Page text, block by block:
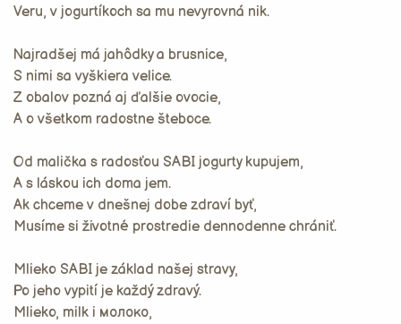
Veru, v jogurtíkoch sa mu nevyrovná nik.
Najradšej má jahôdky a brusnice,
S nimi sa vyškiera velice.
Z obalov pozná aj ďalšie ovocie,
A o všetkom radostne šteboce.
Od malička s radosťou SABI jogurty kupujem,
A s láskou ich doma jem.
Ak chceme v dnešnej dobe zdraví byť,
Musíme si životné prostredie dennodenne chrániť.
Mlieko SABI je základ našej stravy,
Po jeho vypití je každý zdravý.
Mlieko, milk i молоко,